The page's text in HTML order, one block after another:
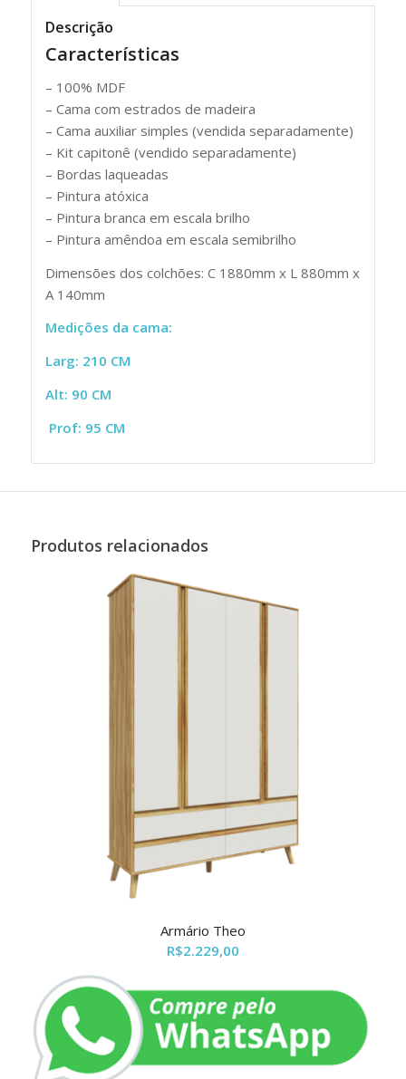
Descrição
Características
– 100% MDF
– Cama com estrados de madeira
– Cama auxiliar simples (vendida separadamente)
– Kit capitonê (vendido separadamente)
– Bordas laqueadas
– Pintura atóxica
– Pintura branca em escala brilho
– Pintura amêndoa em escala semibrilho
Dimensões dos colchões: C 1880mm x L 880mm x
A 140mm
Medições da cama:
Larg: 210 CM
Alt: 90 CM
Prof: 95 CM
Produtos relacionados
Armário Theo
R$2.229,00